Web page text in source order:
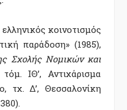
κοινοτισμός
παράδοση» (1985),
Σχολής Νομικών και
τόμ. ΙΘ’, Αντιχάρισμα
τχ. Δ’, Θεσσαλονίκη